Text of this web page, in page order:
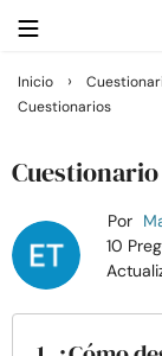
Buscar
Relaciones
Familia
Inicio ›
Cuestionarios
Por
10